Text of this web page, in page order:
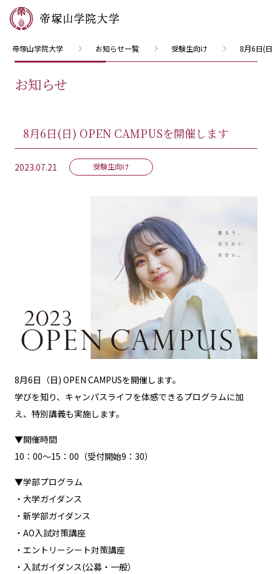
帝塚山学院大学 お知らせ一覧 受験生向け 8月6日(
お知らせ
8月6日(日) OPEN CAMPUSを開催します
2023.07.21 受験生向け
8月6日（日) OPEN CAMPUSを開催します。
学びを知り、キャンパスライフを体感できるプログラムに加
え、特別講義も実施します。
▼開催時間
10：00～15：00（受付開始9：30）
▼学部プログラム
・大学ガイダンス
・新学部ガイダンス
・AO入試対策講座
・エントリーシート対策講座
・入試ガイダンス(公募・一般）